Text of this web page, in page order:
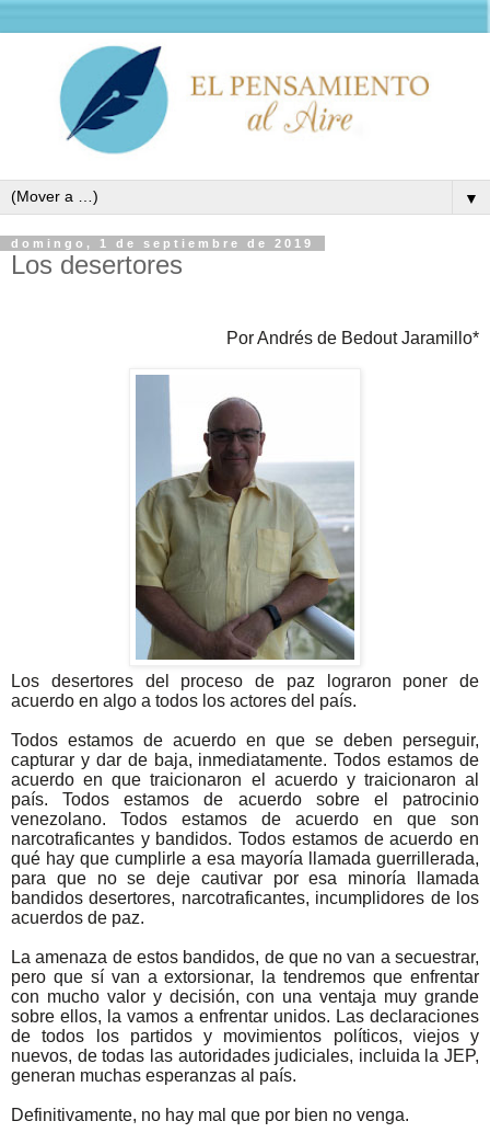
▼
domingo, 1 de septiembre de 2019
Los desertores
Por Andrés de Bedout Jaramillo*
Los desertores del proceso de paz lograron poner de
acuerdo en algo a todos los actores del país.
Todos estamos de acuerdo en que se deben perseguir,
capturar y dar de baja, inmediatamente. Todos estamos de
acuerdo en que traicionaron el acuerdo y traicionaron al
país. Todos estamos de acuerdo sobre el patrocinio
venezolano. Todos estamos de acuerdo en que son
narcotraficantes y bandidos. Todos estamos de acuerdo en
qué hay que cumplirle a esa mayoría llamada guerrillerada,
para que no se deje cautivar por esa minoría llamada
bandidos desertores, narcotraficantes, incumplidores de los
acuerdos de paz.
La amenaza de estos bandidos, de que no van a secuestrar,
pero que sí van a extorsionar, la tendremos que enfrentar
con mucho valor y decisión, con una ventaja muy grande
sobre ellos, la vamos a enfrentar unidos. Las declaraciones
de todos los partidos y movimientos políticos, viejos y
nuevos, de todas las autoridades judiciales, incluida la JEP,
generan muchas esperanzas al país.
Definitivamente, no hay mal que por bien no venga.